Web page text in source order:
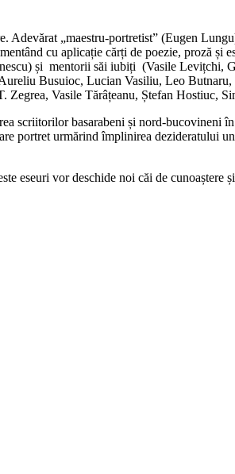
„maestru-portretist” (Eugen
cu aplicație cărți de poezie, proză și
și mentorii săi iubiți (Vasile Levițchi,
Busuioc, Lucian Vasiliu, Leo
Vasile Tărâțeanu, Ștefan Hostiuc,
scriitorilor basarabeni și nord-bucovineni
portret urmărind împlinirea dezideratului
eseuri vor deschide noi căi de cunoaștere